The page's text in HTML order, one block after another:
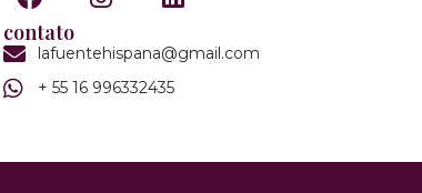
contato
lafuentehispana@gmail.com
+ 55 16 996332435